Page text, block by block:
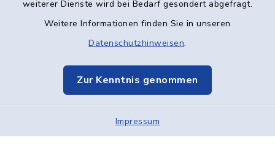
weiterer Dienste wird bei Bedarf gesondert abgefragt.
Weitere Informationen finden Sie in unseren
Datenschutzhinweisen.
Zur Kenntnis genommen
Impressum
Datenschutz
Elektronische Kommunikation
Sitemap